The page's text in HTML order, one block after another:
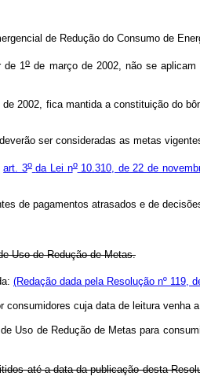
de Redução do Consumo de
de 1ode março de 2002, não se aplicam
2002, fica mantida a constituição do
ser consideradas as metas
art. 3o da Lei no10.310, de 22 de
pagamentos atrasados e de
de Redução de Metas.
(Redação dada pela Resolução nº 119,
cuja data de leitura venha a
de Redução de Metas para
até a data da publicação desta